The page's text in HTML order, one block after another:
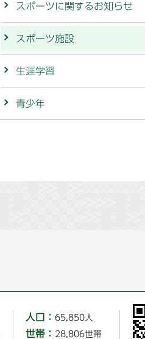
スポーツに関するお知らせ
スポーツ施設
生涯学習
青少年
人口： 65,850人
世帯： 28,806世帯